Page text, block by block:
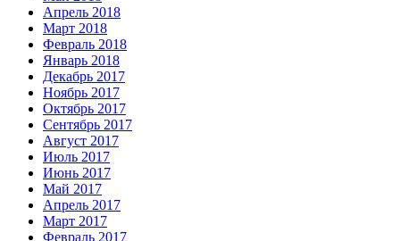
Апрель 2018
Март 2018
Февраль 2018
Январь 2018
Декабрь 2017
Ноябрь 2017
Октябрь 2017
Сентябрь 2017
Август 2017
Июль 2017
Июнь 2017
Май 2017
Апрель 2017
Март 2017
Февраль 2017